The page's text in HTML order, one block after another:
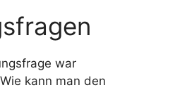
war
kann man den